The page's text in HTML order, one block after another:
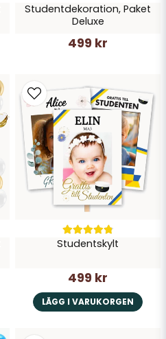
Studentdekoration, Paket
Deluxe
499 kr
Studentskylt
499 kr
LÄGG I VARUKORGEN